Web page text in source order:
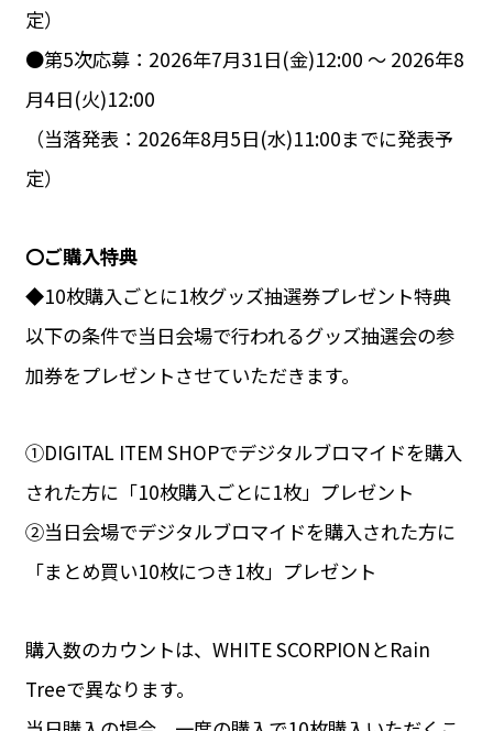
定）
●第5次応募：2026年7月31日(金)12:00 ～ 2026年8
月4日(火)12:00
（当落発表：2026年8月5日(水)11:00までに発表予
定）
〇ご購入特典
◆10枚購入ごとに1枚グッズ抽選券プレゼント特典
以下の条件で当日会場で行われるグッズ抽選会の参
加券をプレゼントさせていただきます。
①DIGITAL ITEM SHOPでデジタルブロマイドを購入
された方に「10枚購入ごとに1枚」プレゼント
②当日会場でデジタルブロマイドを購入された方に
「まとめ買い10枚につき1枚」プレゼント
購入数のカウントは、WHITE SCORPIONとRain
Treeで異なります。